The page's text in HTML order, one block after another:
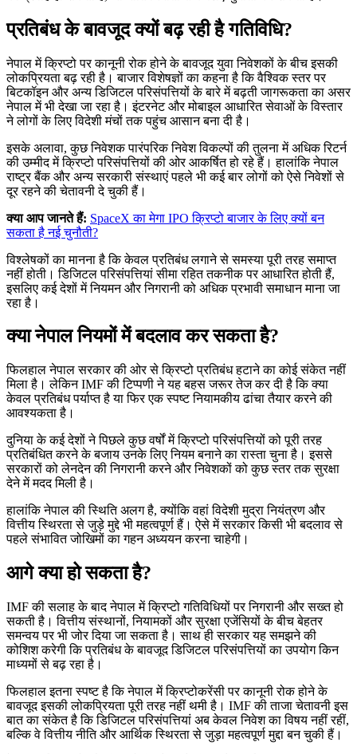
प्रतिबंध के बावजूद क्यों बढ़ रही है गतिविधि?
नेपाल में क्रिप्टो पर कानूनी रोक होने के बावजूद युवा निवेशकों के बीच इसकी
लोकप्रियता बढ़ रही है। बाजार विशेषज्ञों का कहना है कि वैश्विक स्तर पर
बिटकॉइन और अन्य डिजिटल परिसंपत्तियों के बारे में बढ़ती जागरूकता का असर
नेपाल में भी देखा जा रहा है। इंटरनेट और मोबाइल आधारित सेवाओं के विस्तार
ने लोगों के लिए विदेशी मंचों तक पहुंच आसान बना दी है।
इसके अलावा, कुछ निवेशक पारंपरिक निवेश विकल्पों की तुलना में अधिक रिटर्न
की उम्मीद में क्रिप्टो परिसंपत्तियों की ओर आकर्षित हो रहे हैं। हालांकि नेपाल
राष्ट्र बैंक और अन्य सरकारी संस्थाएं पहले भी कई बार लोगों को ऐसे निवेशों से
दूर रहने की चेतावनी दे चुकी हैं।
क्या आप जानते हैं: SpaceX का मेगा IPO क्रिप्टो बाजार के लिए क्यों बन
सकता है नई चुनौती?
विश्लेषकों का मानना है कि केवल प्रतिबंध लगाने से समस्या पूरी तरह समाप्त
नहीं होती। डिजिटल परिसंपत्तियां सीमा रहित तकनीक पर आधारित होती हैं,
इसलिए कई देशों में नियमन और निगरानी को अधिक प्रभावी समाधान माना जा
रहा है।
क्या नेपाल नियमों में बदलाव कर सकता है?
फिलहाल नेपाल सरकार की ओर से क्रिप्टो प्रतिबंध हटाने का कोई संकेत नहीं
मिला है। लेकिन IMF की टिप्पणी ने यह बहस जरूर तेज कर दी है कि क्या
केवल प्रतिबंध पर्याप्त है या फिर एक स्पष्ट नियामकीय ढांचा तैयार करने की
आवश्यकता है।
दुनिया के कई देशों ने पिछले कुछ वर्षों में क्रिप्टो परिसंपत्तियों को पूरी तरह
प्रतिबंधित करने के बजाय उनके लिए नियम बनाने का रास्ता चुना है। इससे
सरकारों को लेनदेन की निगरानी करने और निवेशकों को कुछ स्तर तक सुरक्षा
देने में मदद मिली है।
हालांकि नेपाल की स्थिति अलग है, क्योंकि वहां विदेशी मुद्रा नियंत्रण और
वित्तीय स्थिरता से जुड़े मुद्दे भी महत्वपूर्ण हैं। ऐसे में सरकार किसी भी बदलाव से
पहले संभावित जोखिमों का गहन अध्ययन करना चाहेगी।
आगे क्या हो सकता है?
IMF की सलाह के बाद नेपाल में क्रिप्टो गतिविधियों पर निगरानी और सख्त हो
सकती है। वित्तीय संस्थानों, नियामकों और सुरक्षा एजेंसियों के बीच बेहतर
समन्वय पर भी जोर दिया जा सकता है। साथ ही सरकार यह समझने की
कोशिश करेगी कि प्रतिबंध के बावजूद डिजिटल परिसंपत्तियों का उपयोग किन
माध्यमों से बढ़ रहा है।
फिलहाल इतना स्पष्ट है कि नेपाल में क्रिप्टोकरेंसी पर कानूनी रोक होने के
बावजूद इसकी लोकप्रियता पूरी तरह नहीं थमी है। IMF की ताजा चेतावनी इस
बात का संकेत है कि डिजिटल परिसंपत्तियां अब केवल निवेश का विषय नहीं रहीं,
बल्कि वे वित्तीय नीति और आर्थिक स्थिरता से जुड़ा महत्वपूर्ण मुद्दा बन चुकी हैं।